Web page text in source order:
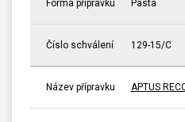
Forma přípravku Pasta
Číslo schválení 129-15/C
Název přípravku APTUS